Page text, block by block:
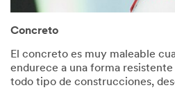
Concreto
El concreto es muy maleable
endurece a una forma
todo tipo de construcciones,